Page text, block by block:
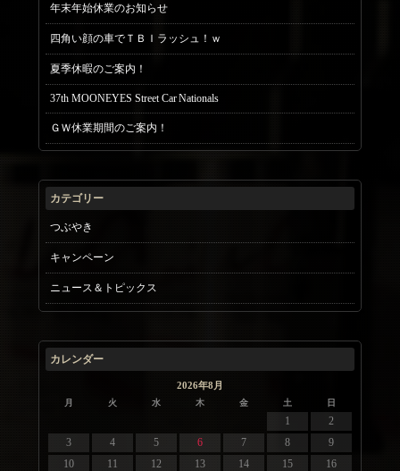
年末年始休業のお知らせ
四角い顔の車でＴＢＩラッシュ！ｗ
夏季休暇のご案内！
37th MOONEYES Street Car Nationals
ＧＷ休業期間のご案内！
カテゴリー
つぶやき
キャンペーン
ニュース＆トピックス
カレンダー
2026年8月
月 火 水 木 金 土 日
1
2
3
4 5 6 7 8
9
10
11 12 13 14 15
16